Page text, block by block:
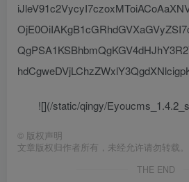
![](/static/qingy/
© 版权声明
文章版权归作者所有，未经允许请勿转载。
THE END